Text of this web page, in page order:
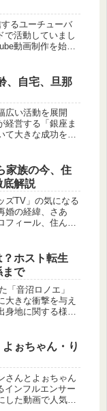
るユーチューバ
で活動していまし
動画制作を始
、自宅、旦那
広い活動を展開
経営する「銀座ま
大きな成功を収
家族の今、住
底解説
ズTV」の気になる
婚の経緯、さあ
フィール、住んで
？ホスト転生
まで
「音沼ロノエ」
大きな衝撃を与え
地に関する様々
ぉちゃん・り
さんとよぉちゃん
インフルエンサー
た動画で人気を